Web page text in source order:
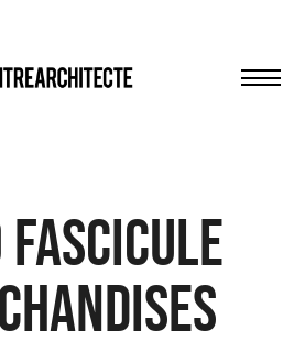
Fascicule